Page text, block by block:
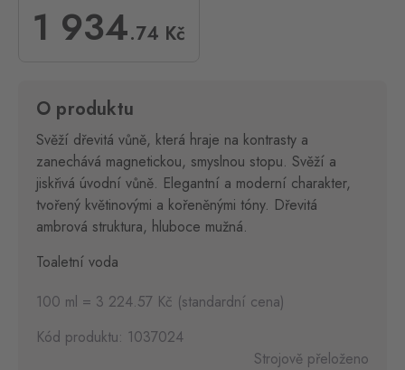
1 934.74 Kč
O produktu
Svěží dřevitá vůně, která hraje na kontrasty a
zanechává magnetickou, smyslnou stopu. Svěží a
jiskřivá úvodní vůně. Elegantní a moderní charakter,
tvořený květinovými a kořeněnými tóny. Dřevitá
ambrová struktura, hluboce mužná.
Toaletní voda
100 ml = 3 224.57 Kč (standardní cena)
Kód produktu: 1037024
Strojově přeloženo